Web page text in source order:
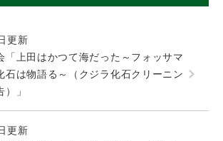
更新
「上田はかつて海だった～フォッサマ
石は物語る～（クジラ化石クリーニン
」
更新